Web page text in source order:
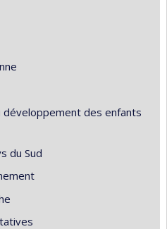
développement des enfants
du Sud